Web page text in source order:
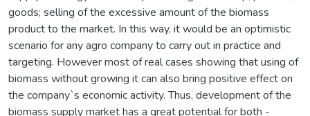
goods; selling of the excessive amount of the biomass
product to the market. In this way, it would be an optimistic
scenario for any agro company to carry out in practice and
targeting. However most of real cases showing that using of
biomass without growing it can also bring positive effect on
the company`s economic activity. Thus, development of the
biomass supply market has a great potential for both -